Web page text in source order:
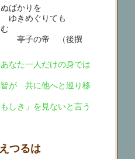
ばかりを
きめぐりても
（後撰
なた一人だけの身では
共に他へと巡り移
き」を見ないと言う
つるは